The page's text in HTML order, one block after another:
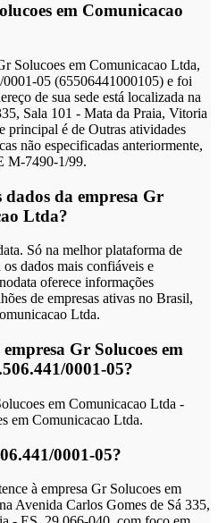
em Comunicacao
Solucoes em Comunicacao Ltda,
05 (65506441000105) e foi
de sua sede está localizada na
Sala 101 - Mata da Praia, Vitoria
principal é de Outras atividades
não especificadas anteriormente,
M-7490-1/99.
dados da empresa Gr
Ltda?
Só na melhor plataforma de
dados mais confiáveis e
oferece informações
de empresas ativas no Brasil,
Ltda.
Gr Solucoes em
0001-05?
em Comunicacao Ltda -
em Comunicacao Ltda.
0001-05?
à empresa Gr Solucoes em
Avenida Carlos Gomes de Sá 335,